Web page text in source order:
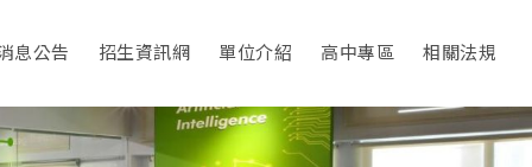
息公告 招生資訊網 單位介紹 高中專區 相關法規